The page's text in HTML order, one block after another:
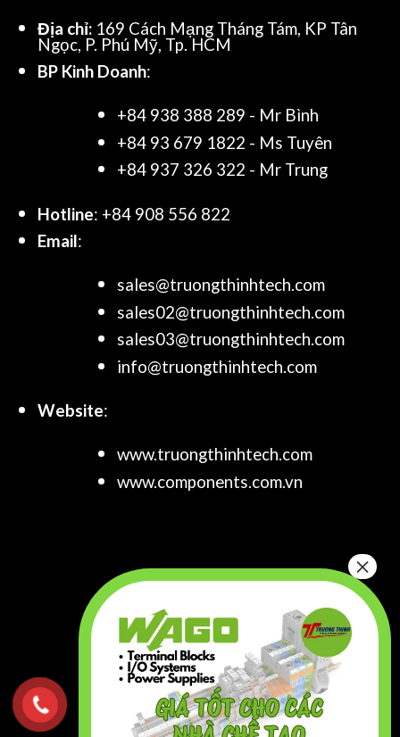
Địa chỉ: 169 Cách Mạng Tháng Tám, KP Tân
Ngọc, P. Phú Mỹ, Tp. HCM
BP Kinh Doanh:
+84 938 388 289 - Mr Bình
+84 93 679 1822 - Ms Tuyên
+84 937 326 322 - Mr Trung
Hotline: +84 908 556 822
Email:
sales@truongthinhtech.com
sales02@truongthinhtech.com
sales03@truongthinhtech.com
info@truongthinhtech.com
Website:
www.truongthinhtech.com
www.components.com.vn